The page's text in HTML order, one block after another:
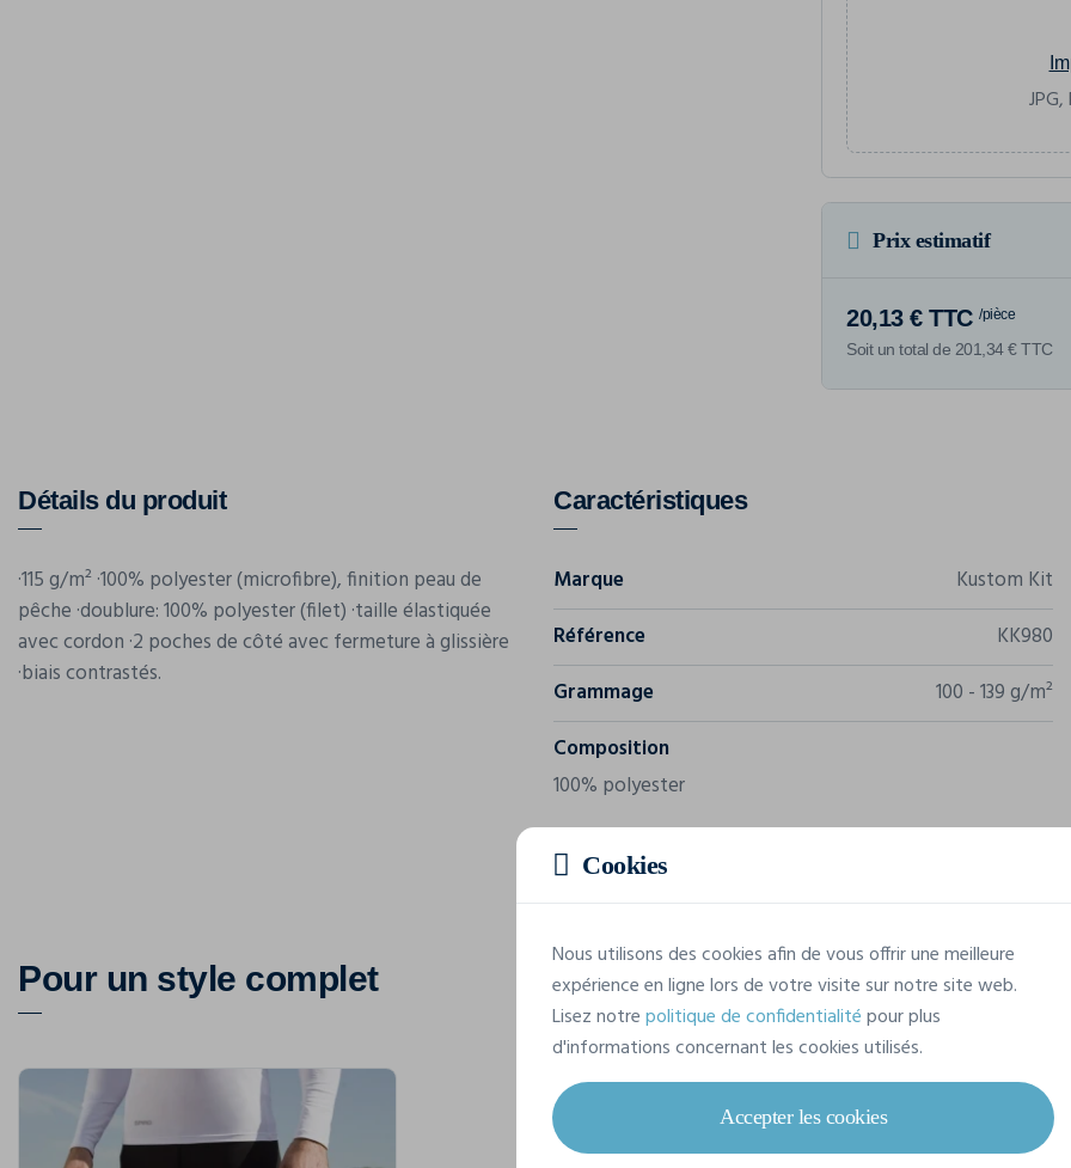
Prix estimatif
20,13 € TTC /pièce
Soit un total de 201,34 € TTC
Détails du produit
·115 g/m² ·100% polyester (microfibre), finition peau de
pêche ·doublure: 100% polyester (filet) ·taille élastiquée
avec cordon ·2 poches de côté avec fermeture à glissière
·biais contrastés.
Caractéristiques
Marque
Kustom Kit
Référence
KK980
Grammage
100 - 139 g/m²
Composition
100% polyester
Pour un style complet
Cookies
Nous utilisons des cookies afin de vous offrir une meilleure
expérience en ligne lors de votre visite sur notre site web.
Lisez notrepolitique de confidentialitépour plus
d'informations concernant les cookies utilisés.
Accepter les cookies